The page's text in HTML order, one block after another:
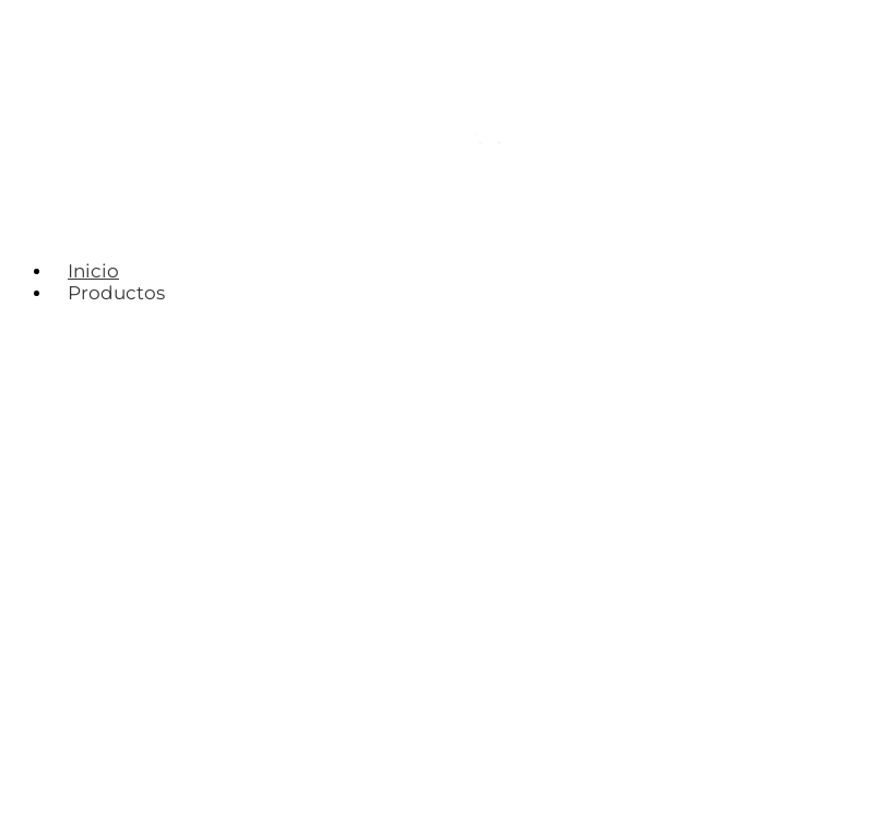
Inicio
Productos